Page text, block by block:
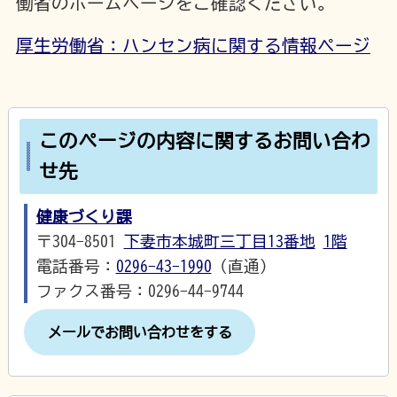
厚生労働省：ハンセン病に関する情報ページ
このページの内容に関するお問い合わ
せ先
健康づくり課
〒304-8501 下妻市本城町三丁目13番地 1階
電話番号： 0296-43-1990 （直通）
ファクス番号：0296-44-9744
メールでお問い合わせをする